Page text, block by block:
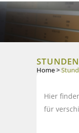
Home>
Hier
für